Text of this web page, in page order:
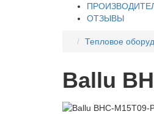
ОТЗЫВЫ
Тепловое
Ballu